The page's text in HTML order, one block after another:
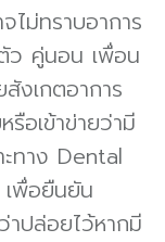
ม่ทราบอาการ
ว คู่นอน เพื่อน
งเกตอาการ
อเข้าข่ายว่ามี
ทาง Dental
พื่อยืนยัน
ปล่อยไว้หากมี